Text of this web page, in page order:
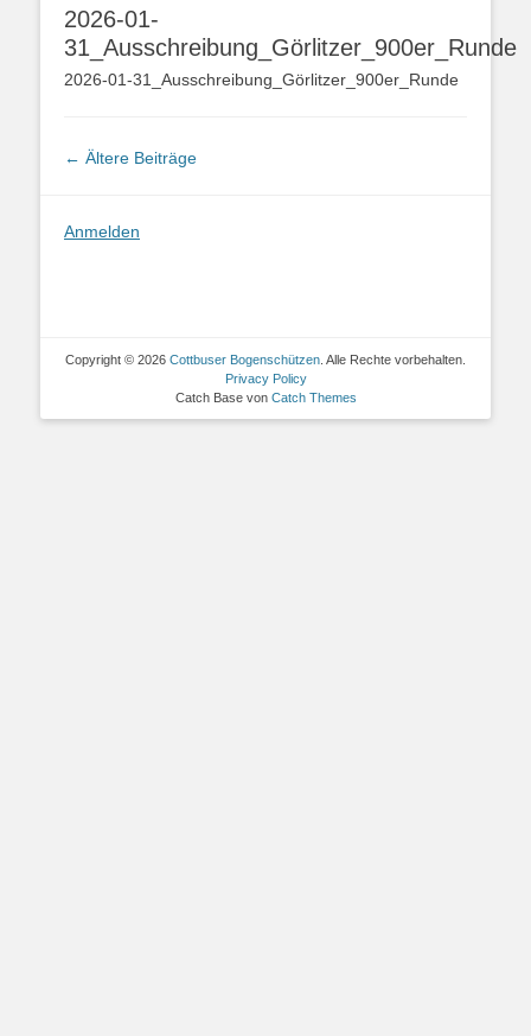
2026-01-
31_Ausschreibung_Görlitzer_900er_Runde
2026-01-31_Ausschreibung_Görlitzer_900er_Runde
Beitragsnavigation
← Ältere Beiträge
Anmelden
Copyright © 2026 Cottbuser Bogenschützen . Alle Rechte vorbehalten.
Privacy Policy
Catch Base von Catch Themes